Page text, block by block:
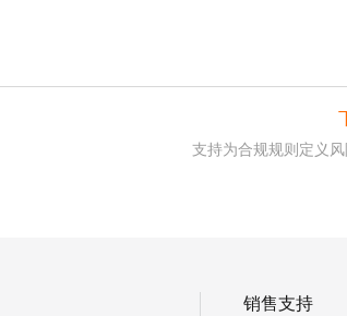
支持为合规规则定义
销售支持